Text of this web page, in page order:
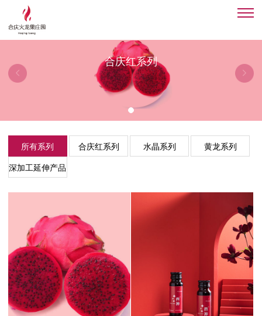
×
首页
合庆火龙果
主题公园
登录
合庆红系列
所有系列 合庆红系列 水晶系列 黄龙系列
深加工延伸产品